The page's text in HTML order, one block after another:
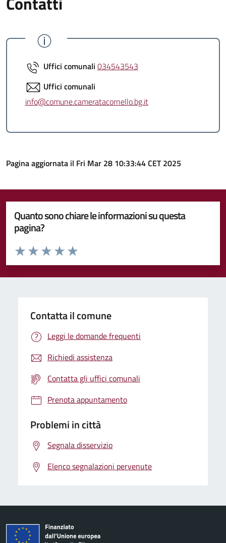
Uffici comunali 034543543
Uffici comunali
info@comune.cameratacornello.bg.it
Pagina aggiornata il Fri Mar 28 10:33:44 CET 2025
Quanto sono chiare le informazioni su questa
pagina?
Valuta da 1 a 5 stelle la pagina
Valuta 5 stelle su 5
Valuta 4 stelle su 5
Valuta 3 stelle su 5
Valuta 2 stelle su 5
Valuta 1 stelle su 5
Contatta il comune
Leggi le domande frequenti
Richiedi assistenza
Contatta gli uffici comunali
Prenota appuntamento
Problemi in città
Segnala disservizio
Elenco segnalazioni pervenute